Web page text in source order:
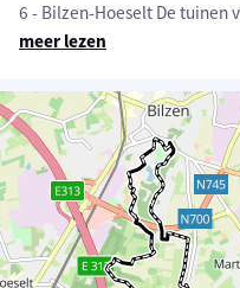
6 - Bilzen-Hoeselt De tuinen
meer lezen